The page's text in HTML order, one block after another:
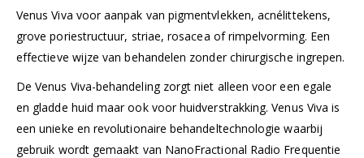
Venus Viva voor aanpak van pigmentvlekken, acnélittekens,
grove poriestructuur, striae, rosacea of rimpelvorming. Een
effectieve wijze van behandelen zonder chirurgische ingrepen.
De Venus Viva-behandeling zorgt niet alleen voor een egale
en gladde huid maar ook voor huidverstrakking. Venus Viva is
een unieke en revolutionaire behandeltechnologie waarbij
gebruik wordt gemaakt van NanoFractional Radio Frequentie